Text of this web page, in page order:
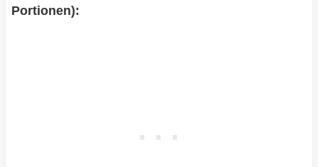
Portionen):